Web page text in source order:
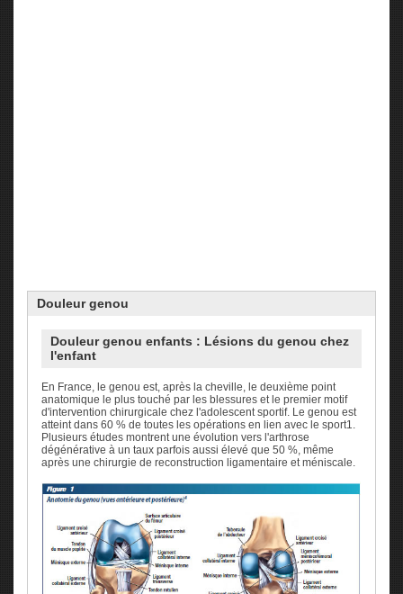
Douleurgenou
Douleur genou enfants : Lésions du genou chez
l'enfant
En France, le genou est, après la cheville, le deuxième point
anatomique le plus touché par les blessures et le premier motif
d'intervention chirurgicale chez l'adolescent sportif. Le genou est
atteint dans 60 % de toutes les opérations en lien avec le sport1.
Plusieurs études montrent une évolution vers l'arthrose
dégénérative à un taux parfois aussi élevé que 50 %, même
après une chirurgie de reconstruction ligamentaire et méniscale.